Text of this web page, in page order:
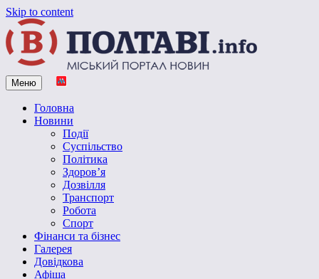
Skip to content
Vpoltave.info
Полтавський портал новин
Меню
Головна
Новини
Події
Суспільство
Політика
Здоров’я
Дозвілля
Транспорт
Робота
Спорт
Фінанси та бізнес
Галерея
Довідкова
Афіша